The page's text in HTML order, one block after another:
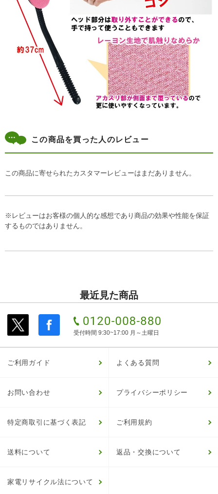
この商品を買った人のレビュー
この商品に寄せられたカスタマーレビューはまだありません。
※レビューはお客様の個人的な感想であり商品の効果や性能を保証
するものではありません。
最近見た商品
受付時間 9:30~17:00 月～土曜日
ご利用ガイド よくある質問
お問い合わせ プライバシーポリシー
特定商取引に基づく表記 ご利用規約
送料について 返品・交換について
家電リサイクル法について